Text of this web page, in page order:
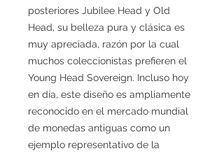
posteriores Jubilee Head y Old
Head, su belleza pura y clásica es
muy apreciada, razón por la cual
muchos coleccionistas prefieren el
Young Head Sovereign. Incluso hoy
en día, este diseño es ampliamente
reconocido en el mercado mundial
de monedas antiguas como un
ejemplo representativo de la